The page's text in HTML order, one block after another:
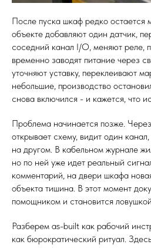
После пуска шкаф редко остается
объекте добавляют один датчик,
соседний канал I/O, меняют реле,
временно заводят питание через
уточняют уставку, переклеивают
небольшие, производство
снова включился - и кажется, что
Проблема начинается позже.
открывает схему, видит один
на другом. В кабельном журнале
но по ней уже идет реальный
комментарий, на двери шкафа
объекта тишина. В этот момент
помощником и становится
Разберем as-built как рабочий
как бюрократический ритуал.